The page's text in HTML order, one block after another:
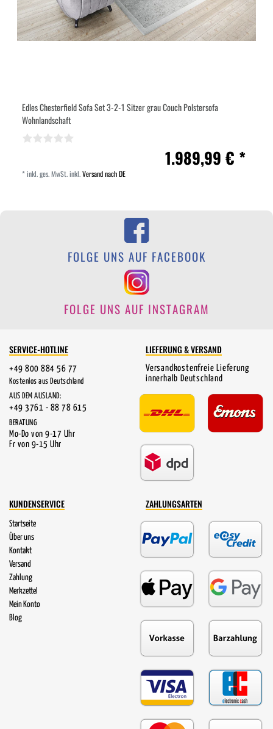
Edles Chesterfield Sofa Set 3-2-1 Sitzer grau Couch Polstersofa
Wohnlandschaft
1.989,99 € *
*inkl. ges. MwSt.inkl.Versand nach DE
FOLGE UNS AUF FACEBOOK
FOLGE UNS AUF INSTAGRAM
SERVICE-HOTLINE
+49 800 884 56 77
Kostenlos aus Deutschland
AUS DEM AUSLAND:
+49 3761 - 88 78 615
BERATUNG
Mo-Do von 9-17 Uhr
Fr von 9-15 Uhr
LIEFERUNG & VERSAND
Versandkostenfreie Lieferung
innerhalb Deutschland
KUNDENSERVICE
Startseite
Über uns
Kontakt
Versand
Zahlung
Merkzettel
Mein Konto
Blog
ZAHLUNGSARTEN